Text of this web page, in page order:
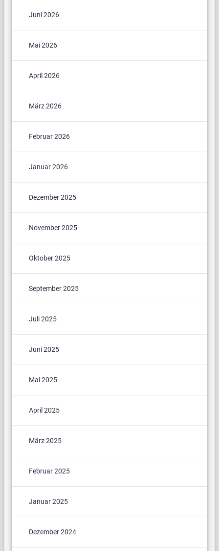
Juni 2026
Mai 2026
April 2026
März 2026
Februar 2026
Januar 2026
Dezember 2025
November 2025
Oktober 2025
September 2025
Juli 2025
Juni 2025
Mai 2025
April 2025
März 2025
Februar 2025
Januar 2025
Dezember 2024